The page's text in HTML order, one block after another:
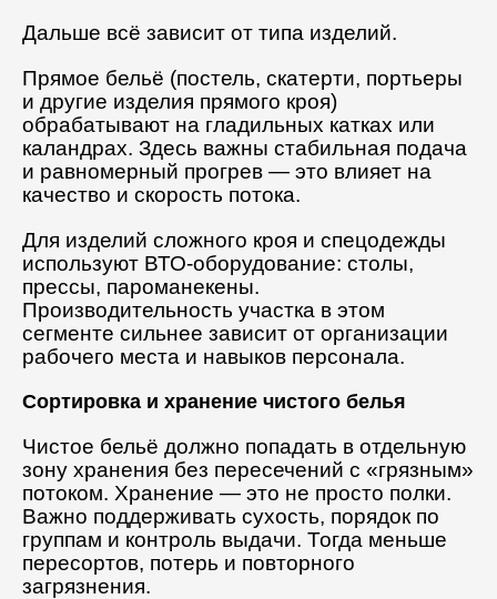
Дальше всё зависит от типа изделий.
Прямое бельё (постель, скатерти, портьеры
и другие изделия прямого кроя)
обрабатывают на гладильных катках или
каландрах. Здесь важны стабильная подача
и равномерный прогрев — это влияет на
качество и скорость потока.
Для изделий сложного кроя и спецодежды
используют ВТО-оборудование: столы,
прессы, пароманекены.
Производительность участка в этом
сегменте сильнее зависит от организации
рабочего места и навыков персонала.
Сортировка и хранение чистого белья
Чистое бельё должно попадать в отдельную
зону хранения без пересечений с «грязным»
потоком. Хранение — это не просто полки.
Важно поддерживать сухость, порядок по
группам и контроль выдачи. Тогда меньше
пересортов, потерь и повторного
загрязнения.